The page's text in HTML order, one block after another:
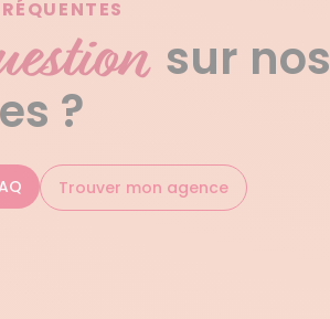
sur nos
?
Trouver mon agence